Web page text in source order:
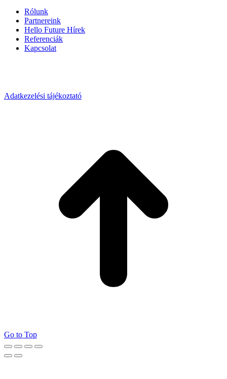
Rólunk
Partnereink
Hello Future Hírek
Referenciák
Kapcsolat
Adatkezelési tájékoztató
Go to Top